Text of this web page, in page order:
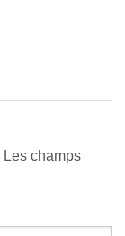
Les champs